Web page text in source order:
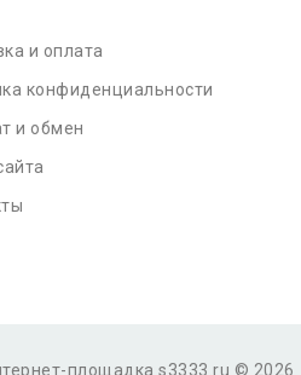
и оплата
конфиденциальности
и обмен
площадка s3333.ru © 2026